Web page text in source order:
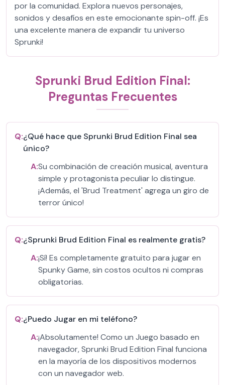
por la comunidad. Explora nuevos personajes,
sonidos y desafíos en este emocionante spin-off. ¡Es
una excelente manera de expandir tu universo
Sprunki!
Sprunki Brud Edition Final:
Preguntas Frecuentes
Q:¿Qué hace que Sprunki Brud Edition Final sea
único?
A:Su combinación de creación musical, aventura
simple y protagonista peculiar lo distingue.
¡Además, el 'Brud Treatment' agrega un giro de
terror único!
Q:¿Sprunki Brud Edition Final es realmente gratis?
A:¡Sí! Es completamente gratuito para jugar en
Spunky Game, sin costos ocultos ni compras
obligatorias.
Q:¿Puedo Jugar en mi teléfono?
A:¡Absolutamente! Como un Juego basado en
navegador, Sprunki Brud Edition Final funciona
en la mayoría de los dispositivos modernos
con un navegador web.